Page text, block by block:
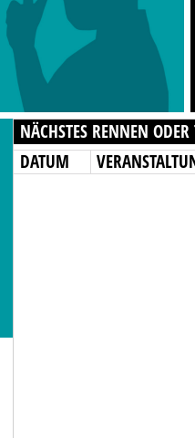
NÄCHSTES RENNEN
DATUM